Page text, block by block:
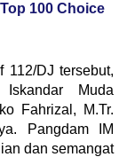
100 Choice
112/DJ tersebut,
Muda
Fahrizal, M.Tr.
Pangdam IM
dan semangat